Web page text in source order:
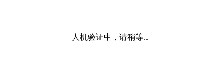
人机验证中，请稍等...